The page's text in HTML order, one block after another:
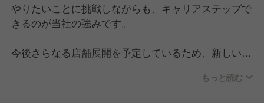
やりたいことに挑戦しながらも、キャリアステップで
きるのが当社の強みです。
今後さらなる店舗展開を予定しているため、新しいポ
もっと読む